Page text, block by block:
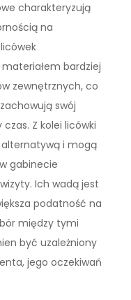
charakteryzują
na
bardziej
zewnętrznych, co
swój
Z kolei licówki
i mogą
gabinecie
Ich wadą jest
podatność na
między tymi
być uzależniony
jego oczekiwań